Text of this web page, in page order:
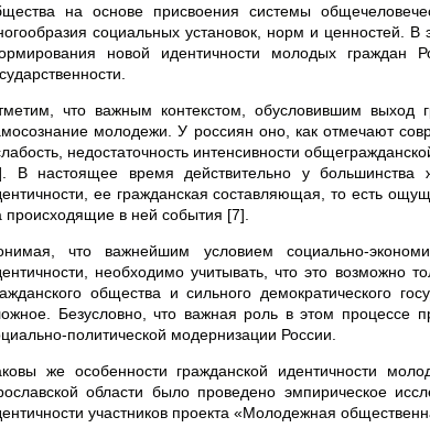
на основе присвоения системы
социальных установок, норм и ценностей.
новой идентичности молодых граждан
что важным контекстом, обусловившим выход
молодежи. У россиян оно, как отмечают
недостаточность интенсивности
В настоящее время действительно у
ее гражданская составляющая, то есть
происходящие в ней события [7].
что важнейшим условием социально-
необходимо учитывать, что это возможно
общества и сильного демократического
Безусловно, что важная роль в этом процессе
политической модернизации России.
же особенности гражданской идентичности
области было проведено эмпирическое
участников проекта «Молодежная